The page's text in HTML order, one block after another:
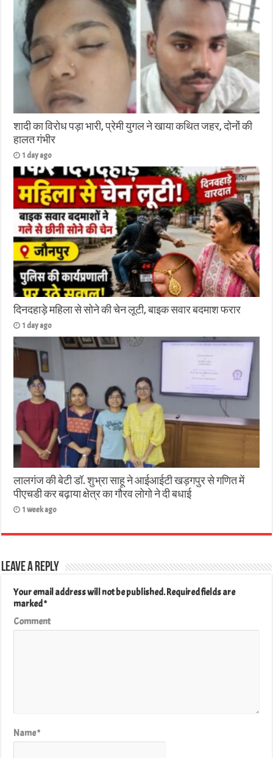
शादी का विरोध पड़ा भारी, प्रेमी युगल ने खाया कथित जहर, दोनों की
हालत गंभीर
1 day ago
दिनदहाड़े महिला से सोने की चेन लूटी, बाइक सवार बदमाश फरार
1 day ago
लालगंज की बेटी डॉ. शुभ्रा साहू ने आईआईटी खड़गपुर से गणित में
पीएचडी कर बढ़ाया क्षेत्र का गौरव लोगो ने दी बधाई
1 week ago
Leave a Reply
Your email address will not be published.Required fields are
marked*
Comment
Name*